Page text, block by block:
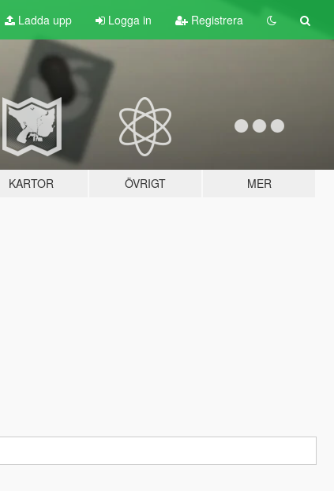
Ladda upp Logga in Registrera
KARTOR ÖVRIGT MER